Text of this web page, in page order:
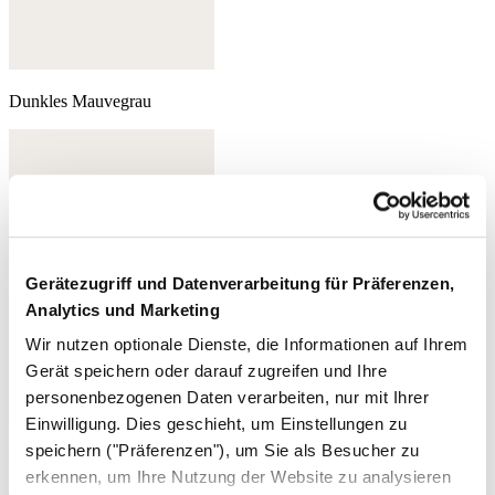
Gerätezugriff und Datenverarbeitung für Präferenzen,
Analytics und Marketing
Wir nutzen optionale Dienste, die Informationen auf Ihrem
Gerät speichern oder darauf zugreifen und Ihre
personenbezogenen Daten verarbeiten, nur mit Ihrer
Einwilligung. Dies geschieht, um Einstellungen zu
speichern ("Präferenzen"), um Sie als Besucher zu
erkennen, um Ihre Nutzung der Website zu analysieren
Dunkles Mauvegrau
Dunkles Tintenblau